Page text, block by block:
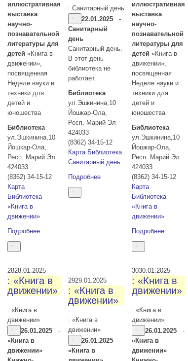
иллюстративная
выставка
научно-
познавательной
литературы для
детей «Книга в
движении»,
посвященная
Неделе науки и
техники для
детей и
юношества
Библиотека
ул.Эшкинина,10
Йошкар-Ола,
Респ. Марий Эл
424033
(8362) 34-15-12
Карта
Библиотека
«Книга в
движении»
Подробнее
: Санитарный день
22.01.2025
-
Санитарный
день
Санитарный день.
В этот день
библиотека не
работает.
Библиотека
ул.Эшкинина,10
Йошкар-Ола,
Респ. Марий Эл
424033
(8362) 34-15-12
КартаБиблиотека
Санитарный день
Подробнее
иллюстративная
выставка
научно-
познавательной
литературы для
детей «Книга в
движении»,
посвященная
Неделе науки и
техники для
детей и
юношества
Библиотека
ул.Эшкинина,10
Йошкар-Ола,
Респ. Марий Эл
424033
(8362) 34-15-12
Карта
Библиотека
«Книга в
движении»
Подробнее
2828.01.2025
: «Книга в
движении»
: «Книга в
движении»
26.01.2025
-
«Книга в
движении»
2929.01.2025
: «Книга в
движении»
: «Книга в
движении»
26.01.2025
-
«Книга в
3030.01.2025
: «Книга в
движении»
: «Книга в
движении»
26.01.2025
-
«Книга в
движении»